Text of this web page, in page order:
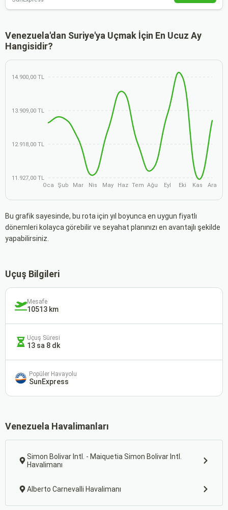
Venezuela'dan Suriye'ya Uçmak İçin En Ucuz Ay
Hangisidir?
14.900,00 TL
13.909,00 TL
12.918,00 TL
11.927,00 TL
Oca
Şub Mar Nis May Haz Tem Ağu Eyl Eki Kas Ara
Bu grafik sayesinde, bu rota için yıl boyunca en uygun fiyatlı
dönemleri kolayca görebilir ve seyahat planınızı en avantajlı şekilde
yapabilirsiniz.
Uçuş Bilgileri
Mesafe
10513 km
Uçuş Süresi
13 sa 8 dk
Popüler Havayolu
SunExpress
Venezuela Havalimanları
Simon Bolivar Intl. - Maiquetia Simon Bolivar Intl.
Havalimanı
Alberto Carnevalli Havalimanı